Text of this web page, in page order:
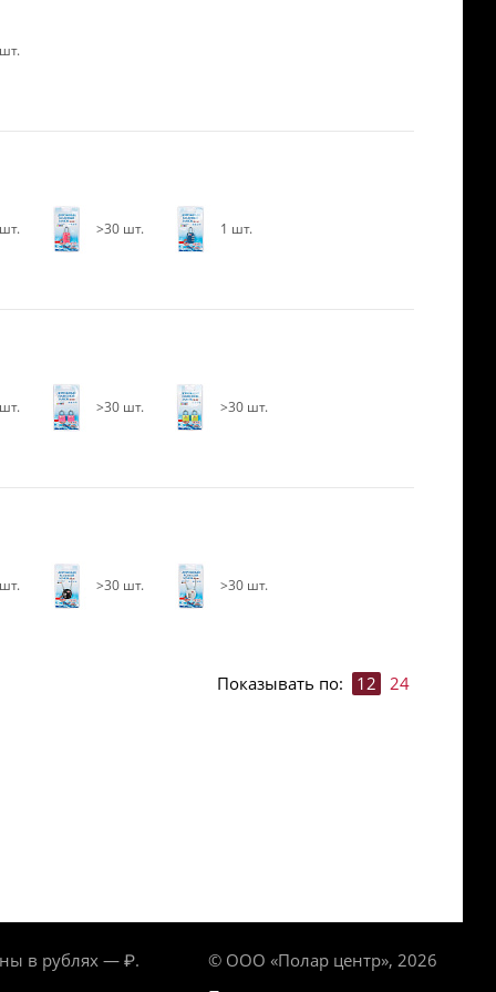
>30 шт. 1 шт.
>30 шт. >30 шт.
>30 шт. >30 шт.
Показывать по: 12 24
в рублях — ₽.
© ООО «Полар центр», 2026